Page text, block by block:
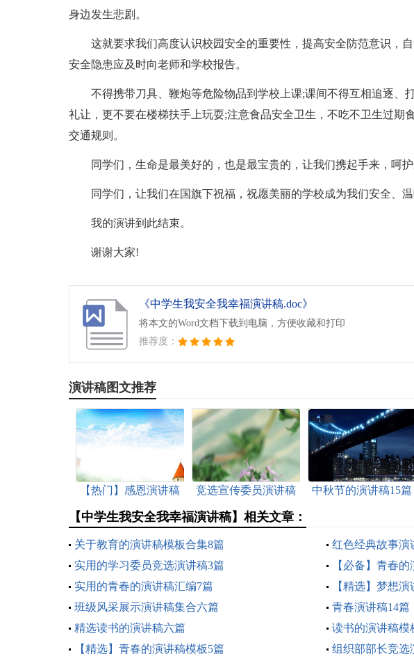
身边发生悲剧。
这就要求我们高度认识校园安全的重要性，提高安全防范意识，
安全隐患应及时向老师和学校报告。
不得携带刀具、鞭炮等危险物品到学校上课;课间不得互相追逐、
礼让，更不要在楼梯扶手上玩耍;注意食品安全卫生，不吃不卫生过期
交通规则。
同学们，生命是最美好的，也是最宝贵的，让我们携起手来，呵护
同学们，让我们在国旗下祝福，祝愿美丽的学校成为我们安全、
我的演讲到此结束。
谢谢大家!
《中学生我安全我幸福演讲稿.doc》
将本文的Word文档下载到电脑，方便收藏和打印
推荐度：
演讲稿图文推荐
【热门】感恩演讲稿
竞选宣传委员演讲稿
中秋节的演讲稿15篇
【中学生我安全我幸福演讲稿】相关文章：
关于教育的演讲稿模板合集8篇
红色经典故事演
实用的学习委员竞选演讲稿3篇
【必备】青春
实用的青春的演讲稿汇编7篇
【精选】梦想
班级风采展示演讲稿集合六篇
青春演讲稿14篇
精选读书的演讲稿六篇
读书的演讲稿模
【精选】青春的演讲稿模板5篇
组织部部长竞选